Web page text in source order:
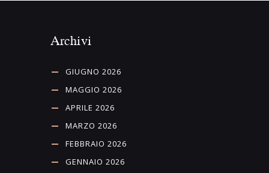
Archivi
GIUGNO 2026
MAGGIO 2026
APRILE 2026
MARZO 2026
FEBBRAIO 2026
GENNAIO 2026